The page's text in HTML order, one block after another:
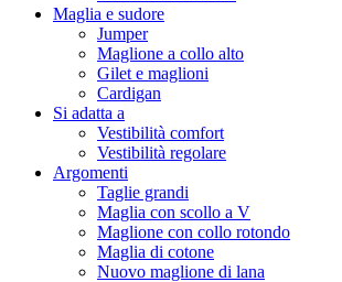
Maglia e sudore
Jumper
Maglione a collo alto
Gilet e maglioni
Cardigan
Si adatta a
Vestibilità comfort
Vestibilità regolare
Argomenti
Taglie grandi
Maglia con scollo a V
Maglione con collo rotondo
Maglia di cotone
Nuovo maglione di lana